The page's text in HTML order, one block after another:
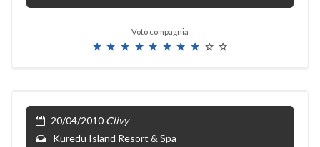
Voto compagnia
20/04/2010 Clivy
Kuredu Island Resort & Spa